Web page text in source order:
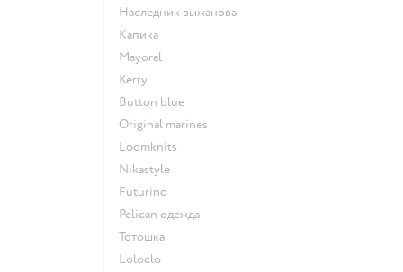
Наследник выжанова
Капика
Mayoral
Kerry
Button blue
Original marines
Loomknits
Nikastyle
Futurino
Pelican одежда
Тотошка
Loloclo